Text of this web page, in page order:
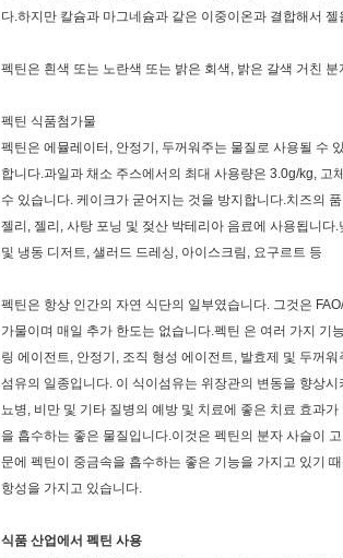
다.하지만 칼슘과 마그네슘과 같은 이중이온과 결합해서
펙틴은 흰색 또는 노란색 또는 밝은 회색, 밝은 갈색 거친
펙틴 식품첨가물
펙틴은 에뮬레이터, 안정기, 두꺼워주는 물질로 사용될 수
합니다.과일과 채소 주스에서의 최대 사용량은 3.0g/kg, 고
수 있습니다. 케이크가 굳어지는 것을 방지합니다.치즈의
젤리, 젤리, 사탕 포닝 및 젖산 박테리아 음료에 사용됩니
및 냉동 디저트, 샐러드 드레싱, 아이스크림, 요구르트 등
펙틴은 항상 인간의 자연 식단의 일부였습니다. 그것은
가물이며 매일 추가 한도는 없습니다.펙틴 은 여러 가지 기
링 에이전트, 안정기, 조직 형성 에이전트, 발효제 및 두꺼
섬유의 일종입니다. 이 식이섬유는 위장관의 변동을 향상
뇨병, 비만 및 기타 질병의 예방 및 치료에 좋은 치료 효과
을 흡수하는 좋은 물질입니다.이것은 펙틴의 분자 사슬이
문에 펙틴이 중금속을 흡수하는 좋은 기능을 가지고 있기
항성을 가지고 있습니다.
식품 산업에서 펙틴 사용